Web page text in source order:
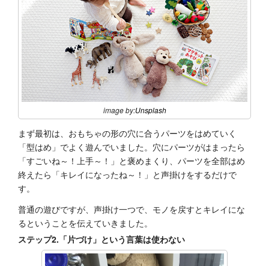
image by:Unsplash
まず最初は、おもちゃの形の穴に合うパーツをはめていく
「型はめ」でよく遊んでいました。穴にパーツがはまったら
「すごいね～！上手～！」と褒めまくり、パーツを全部はめ
終えたら「キレイになったね～！」と声掛けをするだけで
す。
普通の遊びですが、声掛け一つで、モノを戻すとキレイにな
るということを伝えていきました。
ステップ2.「片づけ」という言葉は使わない